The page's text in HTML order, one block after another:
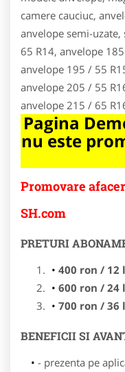
camere cauciuc,
anvelope semi-
65 R14, anvelope
anvelope 195 / 55
anvelope 205 / 55
anvelope 215 / 65
Pagina
nu este
Promovare
SH.com
PRETURI
400 ron / 12
600 ron / 24
700 ron / 36
BENEFICII SI
- prezenta pe